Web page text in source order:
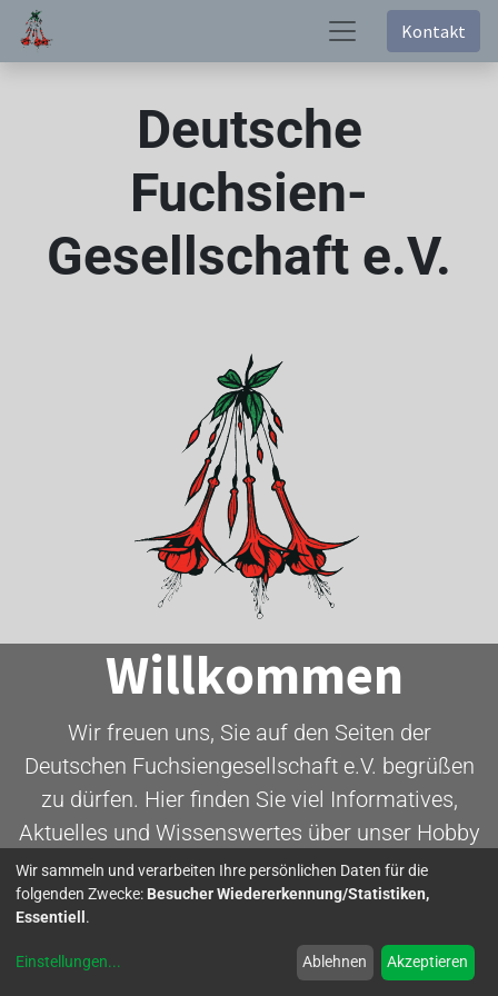
Kontakt
Deutsche
Fuchsien-
Gesellschaft e.V.
Willkommen
Wir freuen uns, Sie auf den Seiten der
Deutschen Fuchsiengesellschaft e.V. begrüßen
zu dürfen. Hier finden Sie viel Informatives,
Aktuelles und Wissenswertes über unser Hobby
- die Fuchsie.
Wir sammeln und verarbeiten Ihre persönlichen Daten für die
folgenden Zwecke: Besucher Wiedererkennung/Statistiken,
Essentiell .
Einstellungen... Ablehnen Akzeptieren